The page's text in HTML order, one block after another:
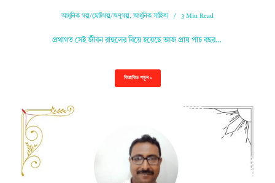
আধুনিক গল্প/ছোটগল্প/অণুগল্প,আধুনিক সাহিত্য 3 Min Read
প্রথাগত সেই জীবন রাহুলের বিয়ে হয়েছে আজ প্রায় পাঁচ বছর…
বিস্তারিত পড়ুন »